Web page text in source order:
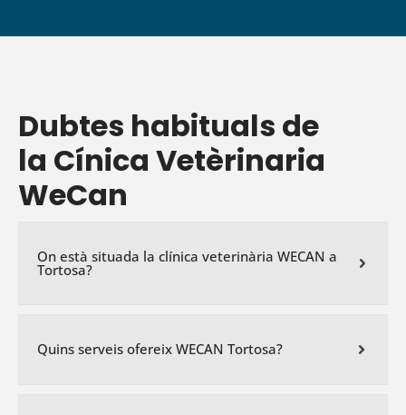
Dubtes habituals de
la Cínica Vetèrinaria
WeCan
On està situada la clínica veterinària WECAN a
Tortosa?
Quins serveis ofereix WECAN Tortosa?